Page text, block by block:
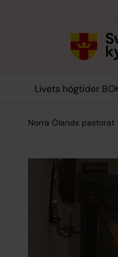
Livets högtider
Norra Ölands pastorat